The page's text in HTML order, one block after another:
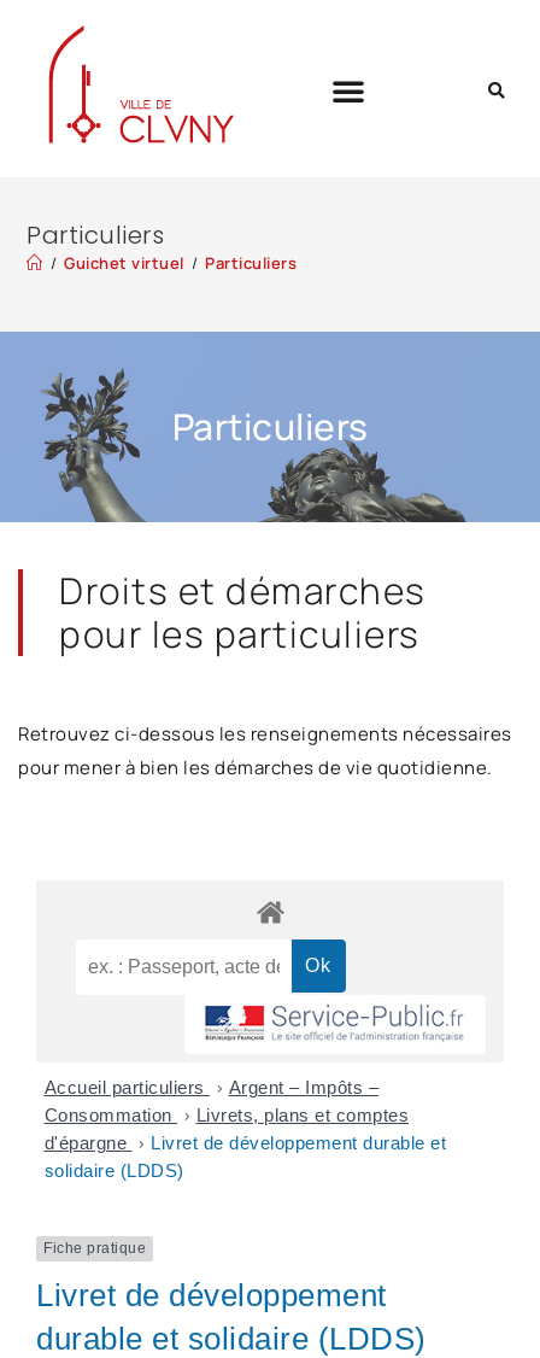
Particuliers
/ Guichet virtuel / Particuliers
Particuliers
Droits et démarches
pour les particuliers
Retrouvez ci-dessous les renseignements nécessaires
pour mener à bien les démarches de vie quotidienne.
Accueil particuliers > Argent – Impôts –
Consommation
> Livrets, plans et comptes
d'épargne > Livret de développement durable et
solidaire (LDDS)
Fiche pratique
Livret de développement
durable et solidaire (LDDS)